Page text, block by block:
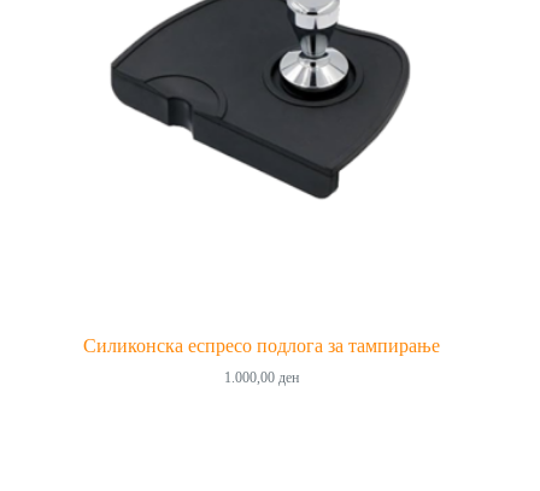
Силиконска еспресо подлога за тампирање
1.000,00 ден